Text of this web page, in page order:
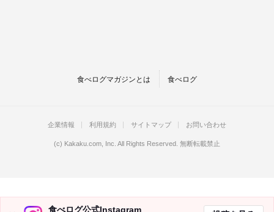
食べログマガジンとは 食べログ
食べログ公式Instagram
企業情報 利用規約 サイトマップ お問い合わせ
(c) Kakaku.com, Inc. All Rights Reserved. 無断転載禁止